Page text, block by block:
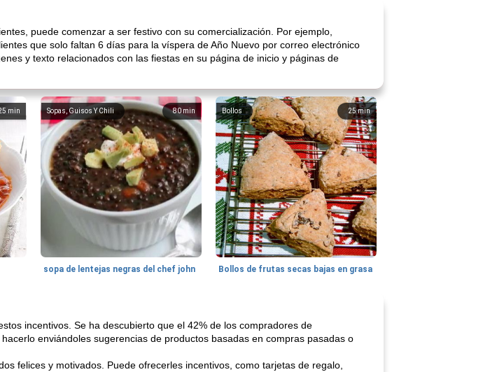
puede comenzar a ser festivo con su comercialización. Por ejemplo,
que solo faltan 6 días para la víspera de Año Nuevo por correo electrónico
y texto relacionados con las fiestas en su página de inicio y páginas de
min 80 min
Sopas, Guisos Y Chili
sopa de lentejas negras del chef john
25min
Bollos
Bollos de frutas secas bajas en grasa
incentivos. Se ha descubierto que el 42% de los compradores de
enviándoles sugerencias de productos basadas en compras pasadas o
felices y motivados. Puede ofrecerles incentivos, como tarjetas de regalo,